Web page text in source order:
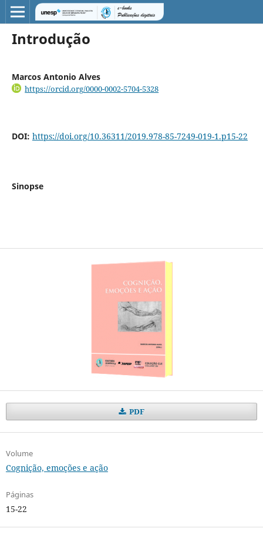
Introdução
Marcos Antonio Alves
https://orcid.org/0000-0002-5704-5328
DOI: https://doi.org/10.36311/2019.978-85-7249-019-1.p15-22
Sinopse
PDF
Volume
Cognição, emoções e ação
Páginas
15-22